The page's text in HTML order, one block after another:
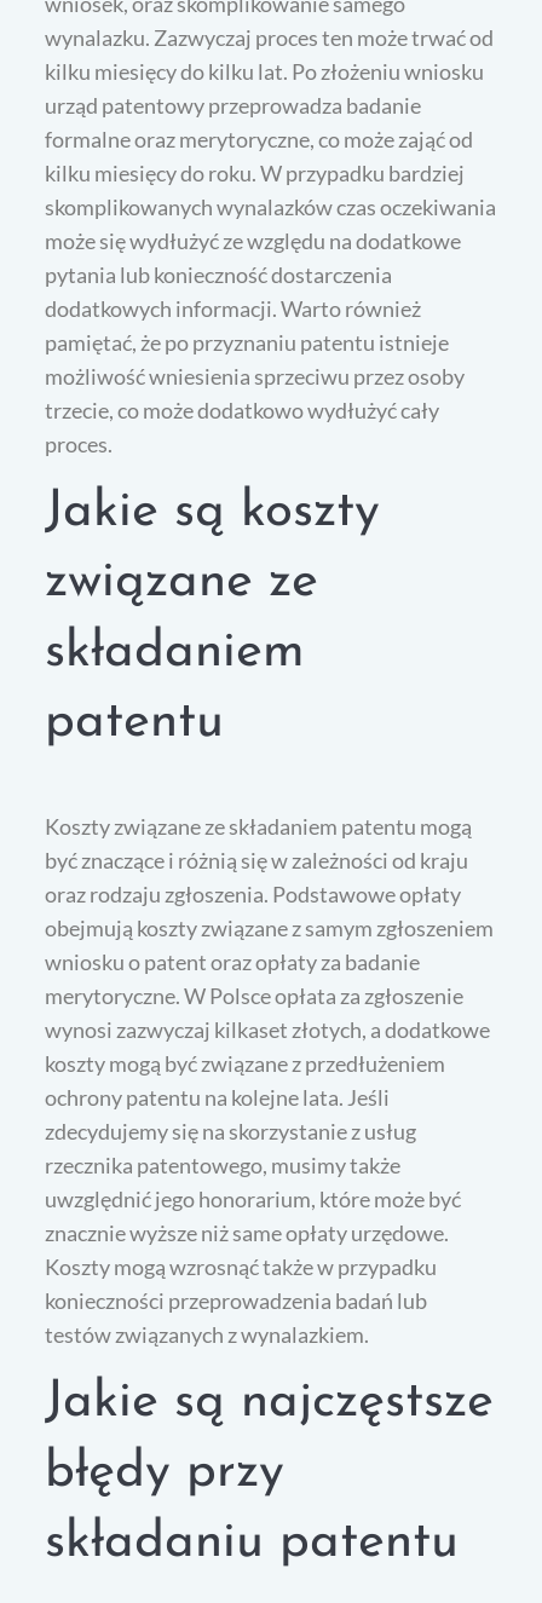
wynalazku. Zazwyczaj proces ten może trwać od
kilku miesięcy do kilku lat. Po złożeniu wniosku
urząd patentowy przeprowadza badanie
formalne oraz merytoryczne, co może zająć od
kilku miesięcy do roku. W przypadku bardziej
skomplikowanych wynalazków czas oczekiwania
może się wydłużyć ze względu na dodatkowe
pytania lub konieczność dostarczenia
dodatkowych informacji. Warto również
pamiętać, że po przyznaniu patentu istnieje
możliwość wniesienia sprzeciwu przez osoby
trzecie, co może dodatkowo wydłużyć cały
proces.
Jakie są koszty
związane ze
składaniem
patentu
Koszty związane ze składaniem patentu mogą
być znaczące i różnią się w zależności od kraju
oraz rodzaju zgłoszenia. Podstawowe opłaty
obejmują koszty związane z samym zgłoszeniem
wniosku o patent oraz opłaty za badanie
merytoryczne. W Polsce opłata za zgłoszenie
wynosi zazwyczaj kilkaset złotych, a dodatkowe
koszty mogą być związane z przedłużeniem
ochrony patentu na kolejne lata. Jeśli
zdecydujemy się na skorzystanie z usług
rzecznika patentowego, musimy także
uwzględnić jego honorarium, które może być
znacznie wyższe niż same opłaty urzędowe.
Koszty mogą wzrosnąć także w przypadku
konieczności przeprowadzenia badań lub
testów związanych z wynalazkiem.
Jakie są najczęstsze
błędy przy
składaniu patentu